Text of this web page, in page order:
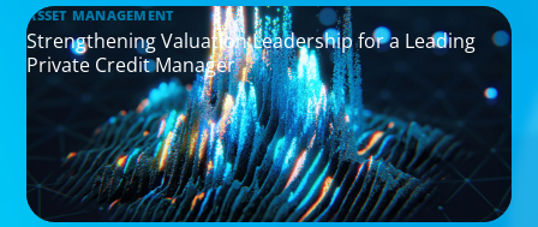
ASSET MANAGEMENT
Strengthening Valuation Leadership for a Leading
Private Credit Manager